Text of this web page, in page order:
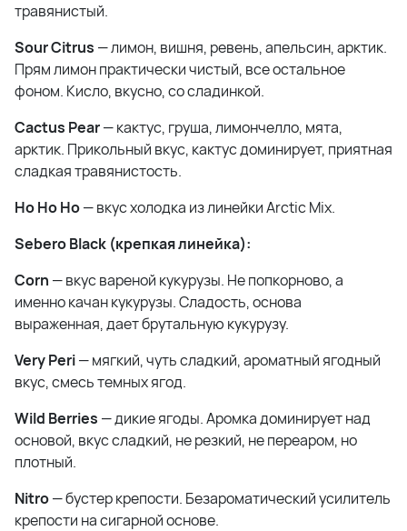
травянистый.
Sour Citrus — лимон, вишня, ревень, апельсин, арктик.
Прям лимон практически чистый, все остальное
фоном. Кисло, вкусно, со сладинкой.
Cactus Pear— кактус, груша, лимончелло, мята,
арктик. Прикольный вкус, кактус доминирует, приятная
сладкая травянистость.
Ho Ho Ho— вкус холодка из линейки Arctic Mix.
Sebero Black (крепкая линейка):
Corn — вкус вареной кукурузы. Не попкорново, а
именно качан кукурузы. Сладость, основа
выраженная, дает брутальную кукурузу.
Very Peri— мягкий, чуть сладкий, ароматный ягодный
вкус, смесь темных ягод.
Wild Berries — дикие ягоды. Аромка доминирует над
основой, вкус сладкий, не резкий, не переаром, но
плотный.
Nitro— бустер крепости. Безароматический усилитель
крепости на сигарной основе.